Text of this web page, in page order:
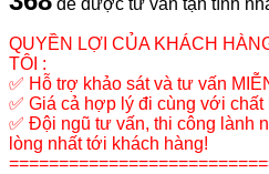
QUYỀN LỢI CỦA KHÁCH
TÔI :
✅ Hỗ trợ khảo sát và tư vấn
✅ Giá cả hợp lý đi cùng với
✅ Đội ngũ tư vấn, thi công lành
lòng nhất tới khách hàng!